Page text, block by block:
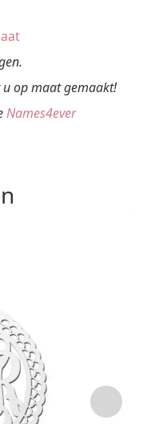
op maat gemaakt!
Names4ever